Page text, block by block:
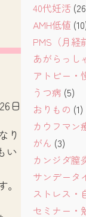
日
り
い
40代妊活
AMH低値
PMS（月経
あがらっし
アトピー・
うつ病 (5)
おりもの (1)
カウフマン
がん (3)
カンジダ膣
サンデータ
ストレス・
セミナー・